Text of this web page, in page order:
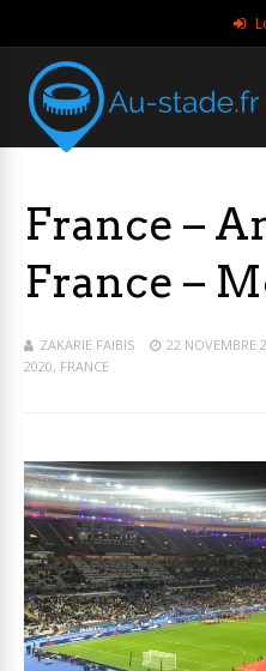
France –
France –
ZAKARIE FAIBIS 22 NOVEMBRE
2020, FRANCE